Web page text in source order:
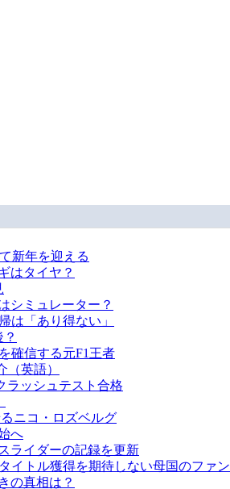
新年を迎える
はタイヤ？
シミュレーター？
は「あり得ない」
確信する元F1王者
（英語）
ラッシュテスト合格
ニコ・ロズベルグ
へ
ライダーの記録を更新
イトル獲得を期待しない母国のファン
の真相は？